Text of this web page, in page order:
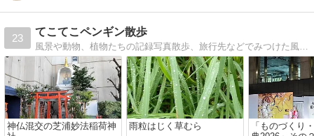
23
てこてこペンギン散歩
風景や動物、植物たちの記録写真散歩、旅行先などでみつけた風景や動物、植物たちの記録写真
神仏混交の芝浦妙法稲荷神
雨粒はじく草むら
「ものづくり